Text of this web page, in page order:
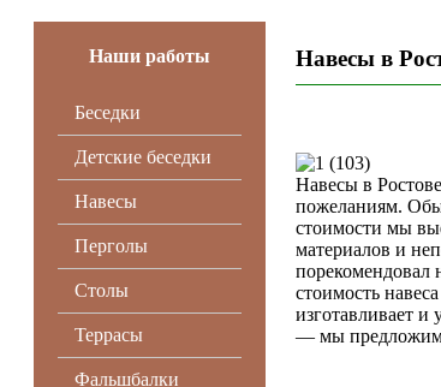
Наши работы
Беседки
Детские беседки
Навесы
Перголы
Столы
Террасы
Фальшбалки
Навесы в
Навесы в
пожеланиям.
стоимости мы
материалов и
порекомендовал
стоимость
изготавливает
— мы предложим